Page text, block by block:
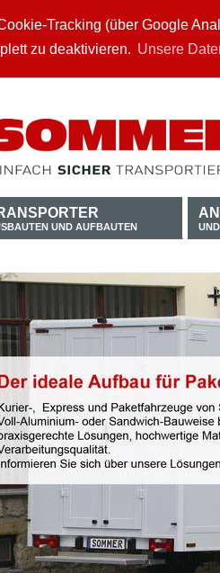
Tracking (über Google
zu deaktivieren. Unsere
UND AUFBAUTEN